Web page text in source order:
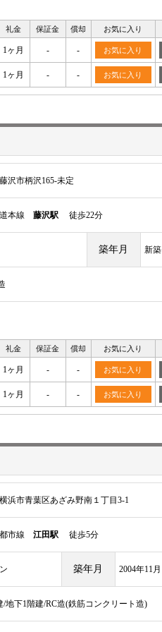
礼金 保証金 償却 お気に入り
1ヶ月 - - お気に入り
1ヶ月 - - お気に入り
沢市柄沢165-未定
道本線 藤沢駅徒歩22分
築年月 新築
礼金 保証金 償却 お気に入り
1ヶ月 - - お気に入り
1ヶ月 - - お気に入り
浜市青葉区あざみ野南１丁目3-1
市線 江田駅徒歩5分
築年月 2004年11月
/地下1階建/RC造(鉄筋コンクリート造)